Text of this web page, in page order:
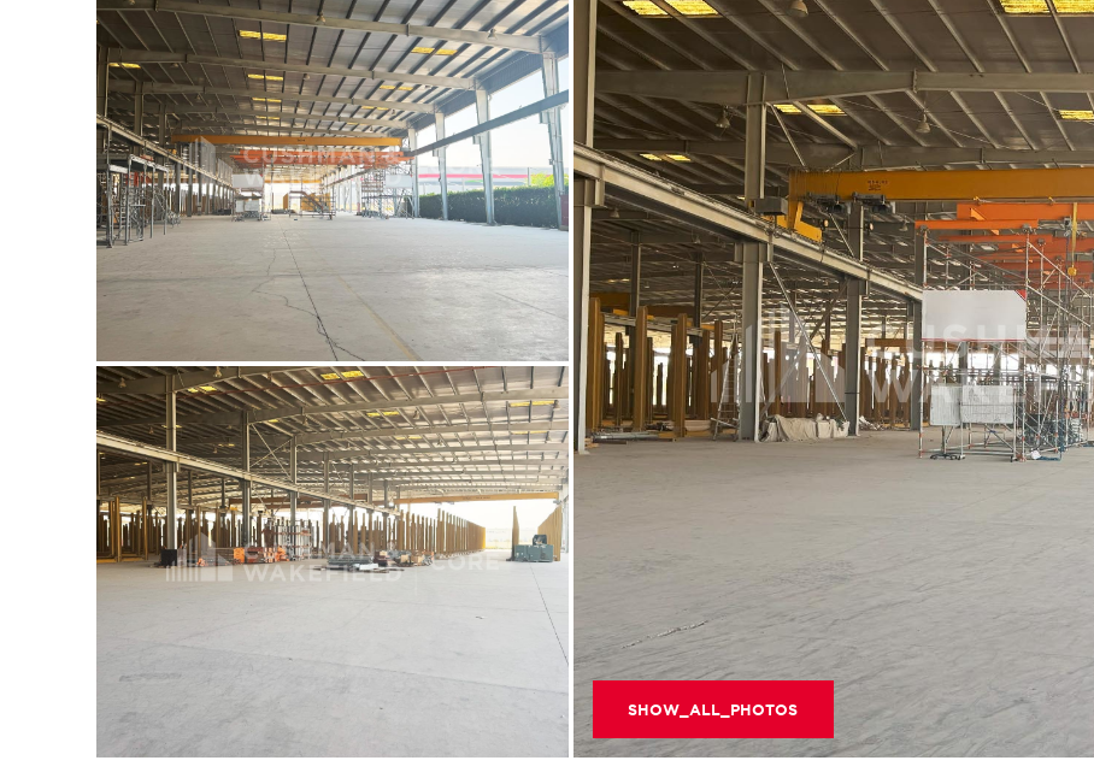
SHOW_ALL_PHOTOS